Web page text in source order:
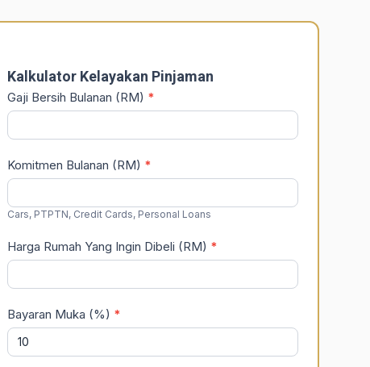
Calculator
Kalkulator Kelayakan Pinjaman
Gaji Bersih Bulanan (RM) *
Komitmen Bulanan (RM) *
Cars, PTPTN, Credit Cards, Personal Loans
Harga Rumah Yang Ingin Dibeli (RM) *
Bayaran Muka (%) *